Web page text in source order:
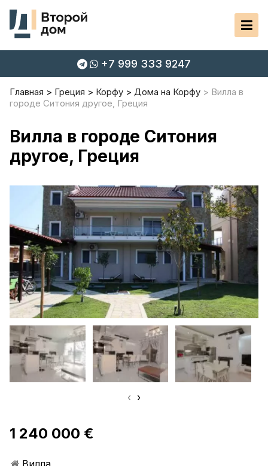
+7 999 333 9247
Главная Греция Корфу Дома на Корфу
Вилла в
городе Ситония другое, Греция
Вилла в городе Ситония
другое, Греция
‹ ›
1 240 000 €
Вилла